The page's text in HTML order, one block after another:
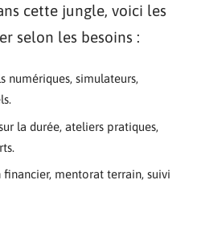
cette jungle, voici les
selon les besoins :
numériques, simulateurs,
la durée, ateliers pratiques,
financier, mentorat terrain, suivi